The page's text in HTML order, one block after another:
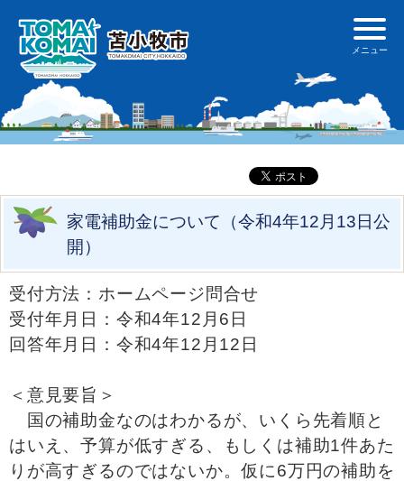
家電補助金について（令和4年12月13日公
開）
受付方法：ホームページ問合せ
受付年月日：令和4年12月6日
回答年月日：令和4年12月12日
＜意見要旨＞
国の補助金なのはわかるが、いくら先着順と
はいえ、予算が低すぎる、もしくは補助1件あた
りが高すぎるのではないか。仮に6万円の補助を